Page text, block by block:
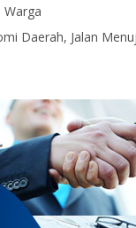
Warga
Daerah, Jalan